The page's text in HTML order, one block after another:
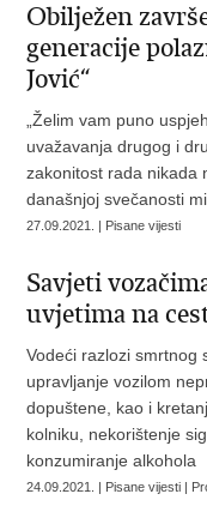
Obilježen
generacije
Jović“
„Želim vam puno
uvažavanja drugog i
zakonitost rada nikada
današnjoj svečanosti
27.09.2021. | Pisane vijesti
Savjeti
uvjetima na
Vodeći razlozi smrtnog
upravljanje vozilom
dopuštene, kao i
kolniku, nekorištenje
konzumiranje alkohola
24.09.2021. | Pisane vijesti |